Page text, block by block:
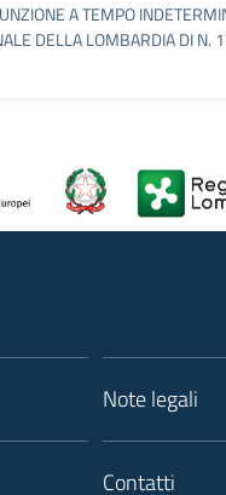
A TEMPO
DELLA LOMBARDIA DI N.
Note legali
Contatti